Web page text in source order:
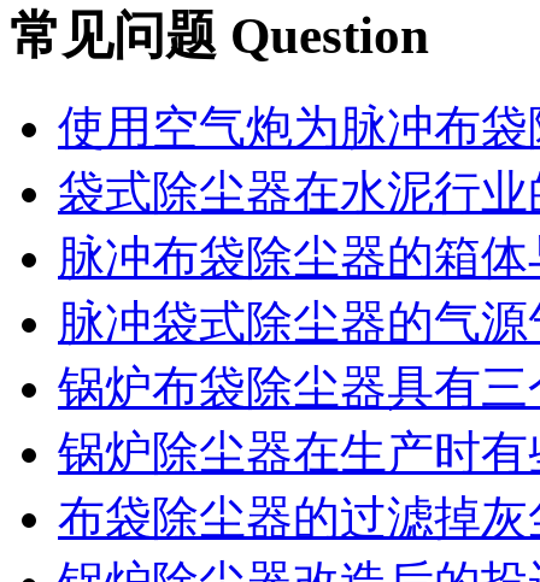
常见问题 Question
使用空气炮为脉冲布
袋式除尘器在水泥行
脉冲布袋除尘器的箱
脉冲袋式除尘器的气
锅炉布袋除尘器具有
锅炉除尘器在生产时
布袋除尘器的过滤掉